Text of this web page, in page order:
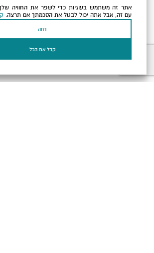
מלון 'ספא לוט' מעניק חוויות אירוח
מושלם בין מנוחה וחבילות ספא מפנקות.
על המפה
אתר זה משתמש בעוגיות כדי לשפר את החוויה
עם זה, אבל אתה יכול לבטל את הסכמתך אם תרצה.
דחה
קבל את הכל